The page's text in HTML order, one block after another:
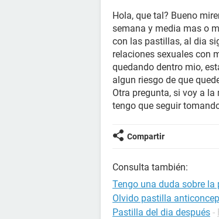
Hola, que tal? Bueno
semana y media mas o
con las pastillas, al dia
relaciones sexuales con
quedando dentro mio,
algun riesgo de que
Otra pregunta, si voy a
tengo que seguir
Compartir
Consulta también:
Tengo una duda sobre
Olvido pastilla
Pastilla del dia después -